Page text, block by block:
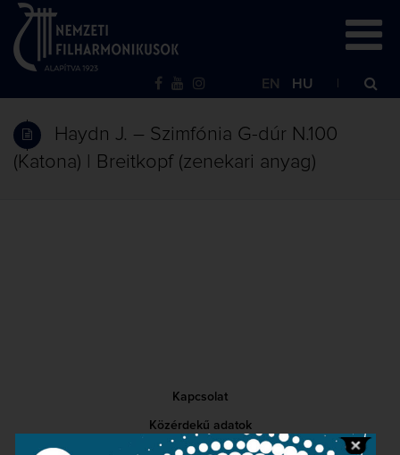
EN HU
Haydn J. – Szimfónia G-dúr N.100
(Katona) | Breitkopf (zenekari anyag)
Kapcsolat
Közérdekű adatok